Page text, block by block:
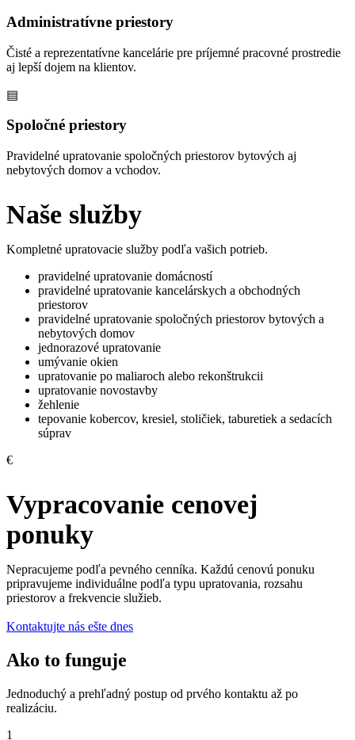
Administratívne priestory
Čisté a reprezentatívne kancelárie pre príjemné pracovné prostredie
aj lepší dojem na klientov.
▤
Spoločné priestory
Pravidelné upratovanie spoločných priestorov bytových aj
nebytových domov a vchodov.
Naše služby
Kompletné upratovacie služby podľa vašich potrieb.
pravidelné upratovanie domácností
pravidelné upratovanie kancelárskych a obchodných
priestorov
pravidelné upratovanie spoločných priestorov bytových a
nebytových domov
jednorazové upratovanie
umývanie okien
upratovanie po maliaroch alebo rekonštrukcii
upratovanie novostavby
žehlenie
tepovanie kobercov, kresiel, stoličiek, taburetiek a sedacích
súprav
€
Vypracovanie cenovej
ponuky
Nepracujeme podľa pevného cenníka. Každú cenovú ponuku
pripravujeme individuálne podľa typu upratovania, rozsahu
priestorov a frekvencie služieb.
Kontaktujte nás ešte dnes
Ako to funguje
Jednoduchý a prehľadný postup od prvého kontaktu až po
realizáciu.
1